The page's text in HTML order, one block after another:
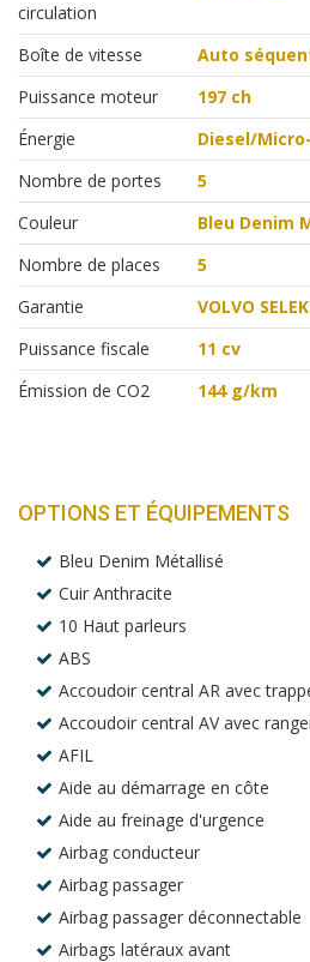
circulation
Boîte de vitesse
Auto
Puissance moteur
197 ch
Énergie
Diesel/
Nombre de portes
5
Couleur
Bleu Denim
Nombre de places
5
Garantie
VOLVO
Puissance fiscale
11 cv
Émission de CO2
144 g/km
OPTIONS ET ÉQUIPEMENTS
Bleu Denim Métallisé
Cuir Anthracite
10 Haut parleurs
ABS
Accoudoir central AR avec
Accoudoir central AV avec
AFIL
Aide au démarrage en côte
Aide au freinage d'urgence
Airbag conducteur
Airbag passager
Airbag passager déconnectable
Airbags latéraux avant